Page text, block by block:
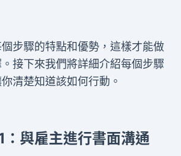
步驟的特點和優勢，這樣才能做
接下來我們將詳細介紹每個步驟
清楚知道該如何行動。
：與雇主進行書面溝通